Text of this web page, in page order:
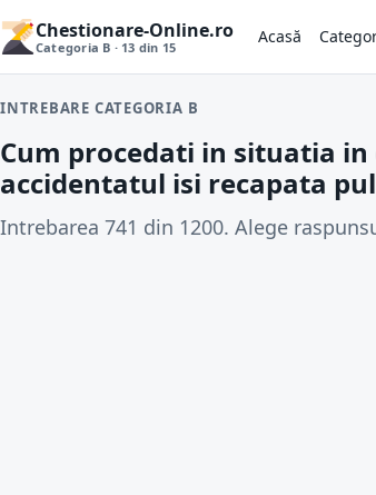
Chestionare-Online.ro
Categoria B · 13 din 15 Acasă
INTREBARE CATEGORIA B
Cum procedati in situatia
accidentatul isi recapata
Intrebarea 741 din 1200. Alege